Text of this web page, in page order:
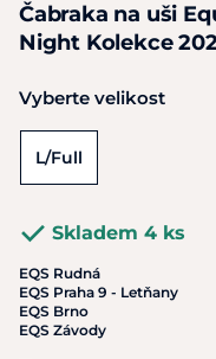
Čabraka na uši
Night Kolekce
Vyberte velikost
L/Full
Skladem 4 ks
EQS Rudná
EQS Praha 9 - Letňany
EQS Brno
EQS Závody